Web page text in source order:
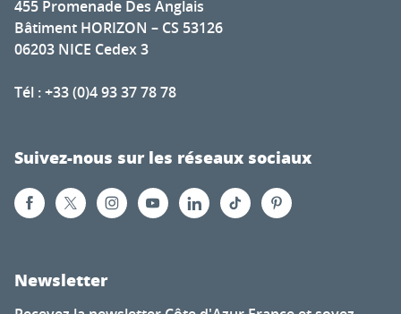
455 Promenade Des Anglais
Bâtiment HORIZON – CS 53126
06203 NICE Cedex 3
Tél : +33 (0)4 93 37 78 78
Suivez-nous sur les réseaux sociaux
Newsletter